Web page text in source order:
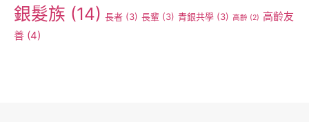
銀髮族 (14) 長者 (3) 長輩 (3) 青銀共學 (3) 高齡 (2) 高齡友
善 (4)